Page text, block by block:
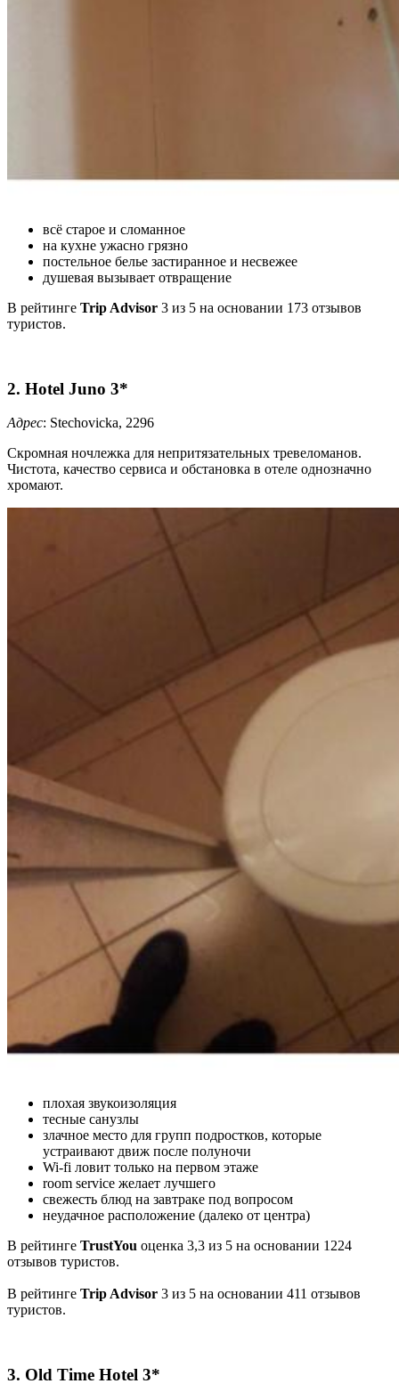
всё старое и сломанное
на кухне ужасно грязно
постельное белье застиранное и несвежее
душевая вызывает отвращение
В рейтинге Trip Advisor 3 из 5 на основании 173 отзывов
туристов.
2. Hotel Juno 3*
Адрес: Stechovicka, 2296
Скромная ночлежка для непритязательных тревеломанов.
Чистота, качество сервиса и обстановка в отеле однозначно
хромают.
плохая звукоизоляция
тесные санузлы
злачное место для групп подростков, которые
устраивают движ после полуночи
Wi-fi ловит только на первом этаже
room service желает лучшего
свежесть блюд на завтраке под вопросом
неудачное расположение (далеко от центра)
В рейтинге TrustYou оценка 3,3 из 5 на основании 1224
отзывов туристов.
В рейтинге Trip Advisor 3 из 5 на основании 411 отзывов
туристов.
3. Old Time Hotel 3*